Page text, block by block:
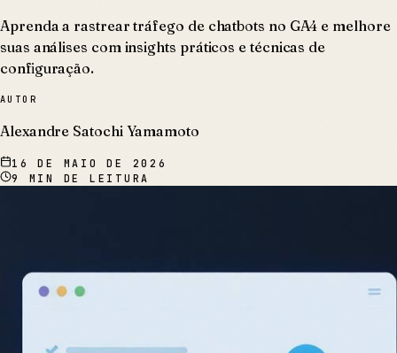
Aprenda a rastrear tráfego de chatbots no GA4 e melhore
suas análises com insights práticos e técnicas de
configuração.
AUTOR
Alexandre Satochi Yamamoto
16 DE MAIO DE 2026
9
MIN DE LEITURA